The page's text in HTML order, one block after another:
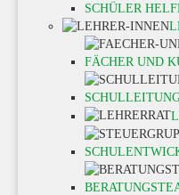
SCHÜLER
FÄCHER UND